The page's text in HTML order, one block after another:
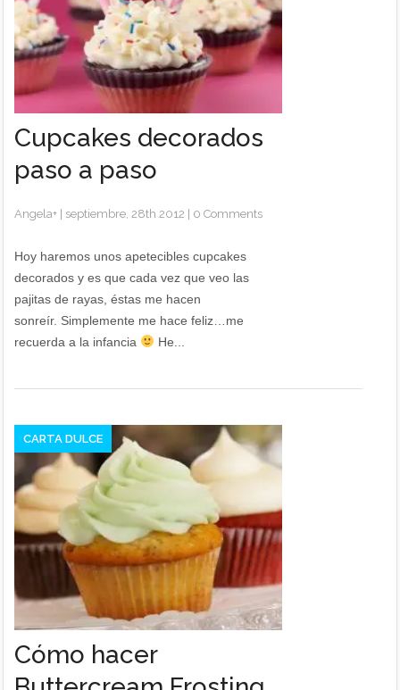
Cupcakes decorados
paso a paso
Angela+ septiembre, 28th 2012 0 Comments
Hoy haremos unos apetecibles cupcakes
decorados y es que cada vez que veo las
pajitas de rayas, éstas me hacen
sonreír. Simplemente me hace feliz…me
recuerda a la infancia
He...
CARTA DULCE
Cómo hacer